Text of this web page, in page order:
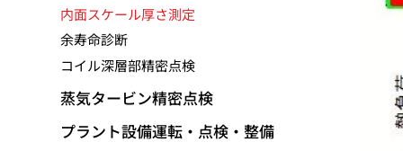
内面スケール厚さ測定
余寿命診断
コイル深層部精密点検
蒸気タービン精密点検
プラント設備運転・点検・整備